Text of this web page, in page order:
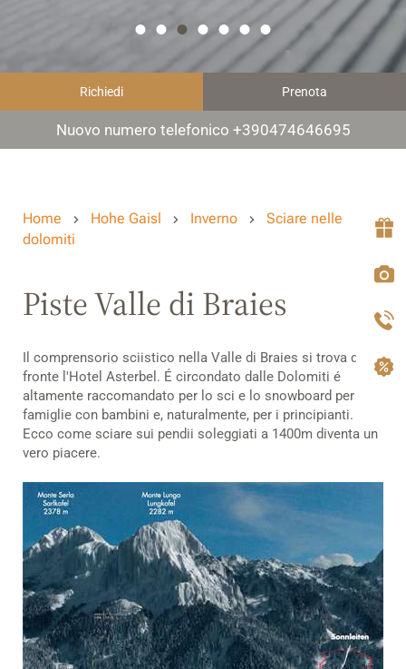
Richiedi Prenota
Nuovo numero telefonico +390474646695
Home Hohe Gaisl Inverno
Sciare nelle
dolomiti
Piste Valle di Braies
Il comprensorio sciistico nella Valle di Braies si trova di
fronte l'Hotel Asterbel. É circondato dalle Dolomiti é
altamente raccomandato per lo sci e lo snowboard per
famiglie con bambini e, naturalmente, per i principianti.
Ecco come sciare sui pendii soleggiati a 1400m diventa un
vero piacere.